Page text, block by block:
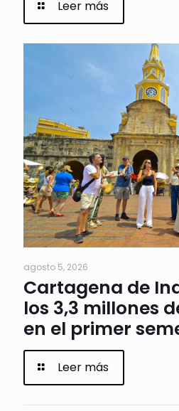
Leer más
agosto 5, 2026
Cartagena de
los 3,3 millones
en el primer
Leer más